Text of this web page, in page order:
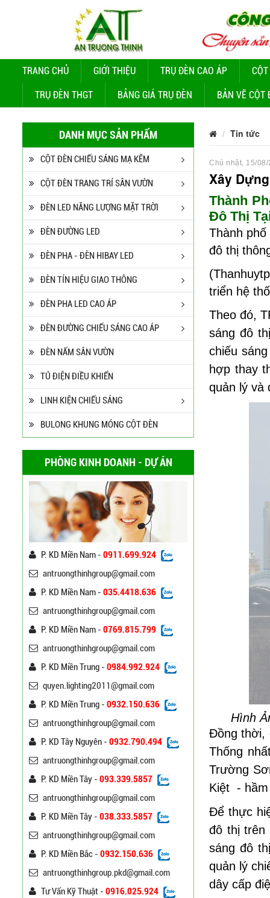
TRANG CHỦ GIỚI THIỆU TRỤ ĐÈN CAO ÁP
TRỤ ĐÈN THGT BẢNG GIÁ TRỤ ĐÈN BẢN VẼ CỘT
DANH MỤC SẢN PHẨM
CỘT ĐÈN CHIẾU SÁNG MẠ KẼM
CỘT ĐÈN TRANG TRÍ SÂN VƯỜN
ĐÈN LED NĂNG LƯỢNG MẶT TRỜI
ĐÈN ĐƯỜNG LED
ĐÈN PHA - ĐÈN HIBAY LED
ĐÈN TÍN HIỆU GIAO THÔNG
ĐÈN PHA LED CAO ÁP
ĐÈN ĐƯỜNG CHIẾU SÁNG CAO ÁP
ĐÈN NẤM SÂN VƯỜN
TỦ ĐIỆN ĐIỀU KHIỂN
LINH KIỆN CHIẾU SÁNG
BULONG KHUNG MÓNG CỘT ĐÈN
PHÒNG KINH DOANH - DỰ ÁN
P. KD Miền Nam - 0911.699.924
antruongthinhgroup@gmail.com
P. KD Miền Nam - 035.4418.636
antruongthinhgroup@gmail.com
P. KD Miền Nam - 0769.815.799
antruongthinhgroup@gmail.com
P. KD Miền Trung - 0984.992.924
quyen.lighting2011@gmail.com
P. KD Miền Trung - 0932.150.636
antruongthinhgroup@gmail.com
P. KD Tây Nguyên - 0932.790.494
antruongthinhgroup@gmail.com
P. KD Miền Tây - 093.339.5857
antruongthinhgroup@gmail.com
P. KD Miền Tây - 038.333.5857
antruongthinhgroup@gmail.com
P. KD Miền Bắc - 0932.150.636
antruongthinhgroup.pkd@gmail.com
Tư Vấn Kỹ Thuật - 0916.025.924
Cột Đèn Cao Áp Tròn Côn
Cần Đơn Kiểu Đẹp
Liên hệ
Trụ Đèn Chiếu Sáng Cao
K212
Liên hệ
Đèn Đường Led Cao Áp
Philips 100W, 150W,
120W ATT
Tin tức
Chủ nhật, 15/
Xây
Thành
Đô Thị
Thành
đô thị
triển hệ
Theo đó,
sáng đô
chiếu
hợp thay
quản lý và
Hình
Đồng thời,
Thống
Trường
Kiệt -
Để thực
đô thị trên
sáng đô
quản lý
dây cấp